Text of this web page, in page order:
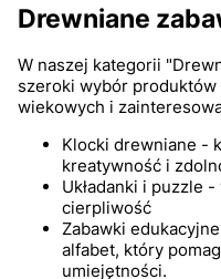
Drewniane
W naszej kategorii
szeroki wybór
wiekowych i
Klocki drewniane -
kreatywność i
Układanki i puzzle
cierpliwość
Zabawki
alfabet, który
umiejętności.